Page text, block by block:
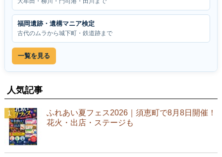
福岡遺跡・遺構マニア検定
古代のムラから城下町・鉄道跡まで
一覧を見る
人気記事
ふれあい夏フェス2026｜須恵町で8月8日開催！
花火・出店・ステージも